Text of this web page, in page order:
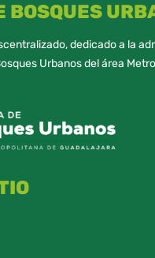
BOSQUES
dedicado a la
Urbanos del área